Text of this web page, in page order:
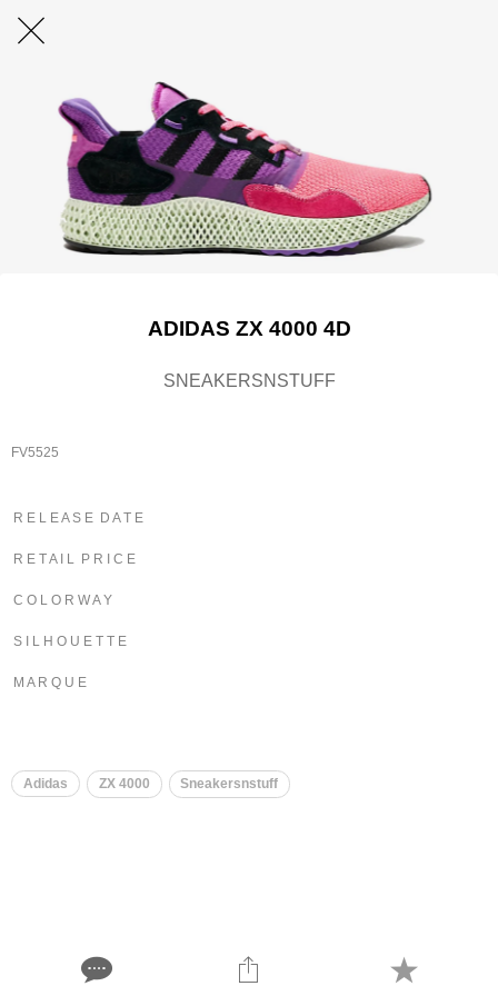
ADIDAS ZX 4000 4D
SNEAKERSNSTUFF
FV5525
R E L E A S E D A T E
R E T A I L P R I C E
C O L O R W A Y
S I L H O U E T T E
M A R Q U E
Adidas ZX 4000 ​ Sneakersnstuff